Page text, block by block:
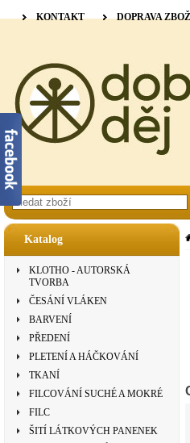
Katalog
KLOTHO - AUTORSKÁ
TVORBA
ČESÁNÍ VLÁKEN
BARVENÍ
PŘEDENÍ
PLETENÍ A HÁČKOVÁNÍ
TKANÍ
FILCOVÁNÍ SUCHÉ A MOKRÉ
FILC
ŠITÍ LÁTKOVÝCH PANENEK
KONTAKT DOPRAVA